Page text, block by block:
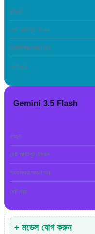
র‍্যাঙ্ক
মোট আউটপুট টোকেন
প্রতিক্রিয়া সময় (গড়)
মোট খরচ
Gemini 3.5 Flash
র‍্যাঙ্ক
মোট আউটপুট টোকেন
প্রতিক্রিয়া সময় (গড়)
মোট খরচ
+ মডেল যোগ করুন